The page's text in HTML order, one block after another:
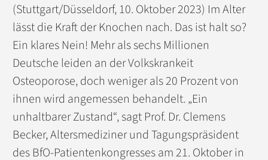
(Stuttgart/Düsseldorf, 10. Oktober 2023) Im Alter
lässt die Kraft der Knochen nach. Das ist halt so?
Ein klares Nein! Mehr als sechs Millionen
Deutsche leiden an der Volkskrankeit
Osteoporose, doch weniger als 20 Prozent von
ihnen wird angemessen behandelt. „Ein
unhaltbarer Zustand“, sagt Prof. Dr. Clemens
Becker, Altersmediziner und Tagungspräsident
des BfO-Patientenkongresses am 21. Oktober in